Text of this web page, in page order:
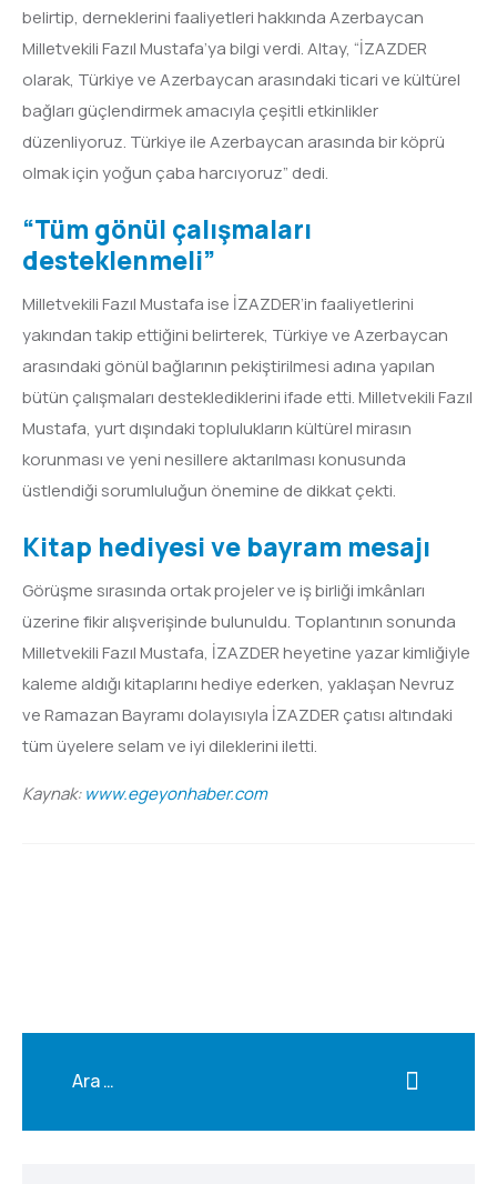
belirtip, derneklerini faaliyetleri hakkında Azerbaycan
Milletvekili Fazıl Mustafa’ya bilgi verdi. Altay, “İZAZDER
olarak, Türkiye ve Azerbaycan arasındaki ticari ve kültürel
bağları güçlendirmek amacıyla çeşitli etkinlikler
düzenliyoruz. Türkiye ile Azerbaycan arasında bir köprü
olmak için yoğun çaba harcıyoruz” dedi.
“Tüm gönül çalışmaları
desteklenmeli”
Milletvekili Fazıl Mustafa ise İZAZDER’in faaliyetlerini
yakından takip ettiğini belirterek, Türkiye ve Azerbaycan
arasındaki gönül bağlarının pekiştirilmesi adına yapılan
bütün çalışmaları desteklediklerini ifade etti. Milletvekili Fazıl
Mustafa, yurt dışındaki toplulukların kültürel mirasın
korunması ve yeni nesillere aktarılması konusunda
üstlendiği sorumluluğun önemine de dikkat çekti.
Kitap hediyesi ve bayram mesajı
Görüşme sırasında ortak projeler ve iş birliği imkânları
üzerine fikir alışverişinde bulunuldu. Toplantının sonunda
Milletvekili Fazıl Mustafa, İZAZDER heyetine yazar kimliğiyle
kaleme aldığı kitaplarını hediye ederken, yaklaşan Nevruz
ve Ramazan Bayramı dolayısıyla İZAZDER çatısı altındaki
tüm üyelere selam ve iyi dileklerini iletti.
Kaynak:www.egeyonhaber.com